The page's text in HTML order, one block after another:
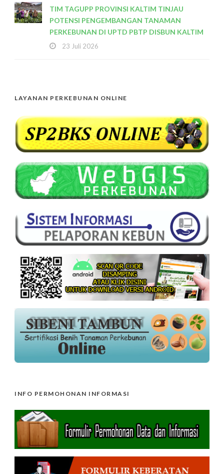
TIM TAGUPP PROVINSI KALTIM TINJAU
POTENSI PENGEMBANGAN TANAMAN
PERKEBUNAN DI UPTD PBTP DISBUN KALTIM
23 Juli 2026
LAYANAN PERKEBUNAN ONLINE
INFO PERMOHONAN INFORMASI